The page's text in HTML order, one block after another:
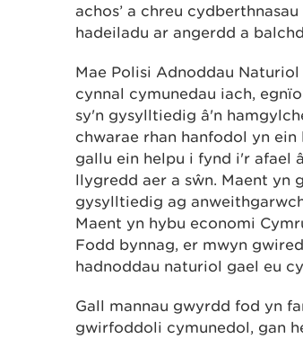
achos’ a chreu
hadeiladu ar angerdd a
Mae Polisi Adnoddau
cynnal cymunedau iach,
sy'n gysylltiedig â'n
chwarae rhan hanfodol yn
gallu ein helpu i fynd i'r afael
llygredd aer a sŵn. Maent yn
gysylltiedig ag
Maent yn hybu economi
Fodd bynnag, er mwyn
hadnoddau naturiol gael eu
Gall mannau gwyrdd fod yn
gwirfoddoli cymunedol, gan